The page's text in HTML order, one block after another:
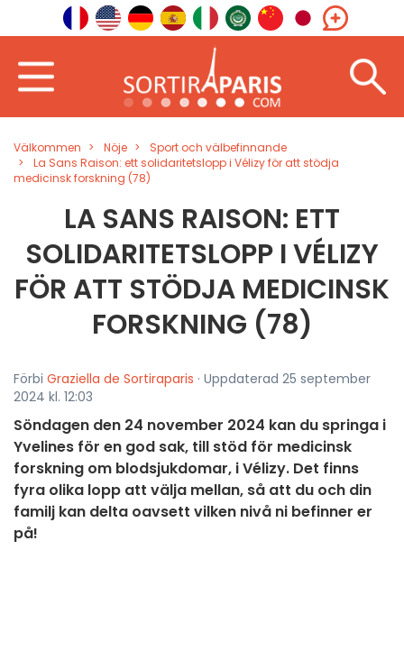
Välkommen Nöje
Sport och välbefinnande
La Sans Raison: ett solidaritetslopp i Vélizy för att stödja
medicinsk forskning (78)
LA SANS RAISON: ETT
SOLIDARITETSLOPP I VÉLIZY
FÖR ATT STÖDJA MEDICINSK
FORSKNING (78)
Förbi Graziella de Sortiraparis · Uppdaterad 25 september
2024 kl. 12:03
Söndagen den 24 november 2024 kan du springa i
Yvelines för en god sak, till stöd för medicinsk
forskning om blodsjukdomar, i Vélizy. Det finns
fyra olika lopp att välja mellan, så att du och din
familj kan delta oavsett vilken nivå ni befinner er
på!